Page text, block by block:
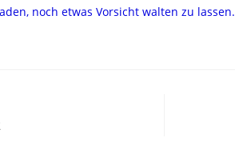
noch etwas Vorsicht walten zu lassen.